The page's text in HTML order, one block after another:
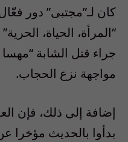
كان لـ”مجتبى” دور
“المرأة، الحياة،
جراء قتل الشابة
مواجهة نزع الحجاب.
إضافة إلى ذلك، فإن
بدأوا بالحديث مؤخرا